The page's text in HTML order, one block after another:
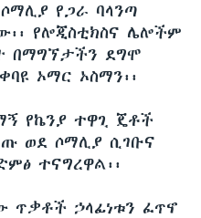
የጋራ ባላንጣ
የሎጂስቲክስና ሌሎችም
በማግኘታችን ደግሞ
ኦማር ኦስማን፡፡
የኬንያ ተዋጊ ጄቶች
ወደ ሶማሊያ ሲገቡና
ተናግረዋል፡፡
ጥቃቶች ኃላፊነቱን ፈጥኖ